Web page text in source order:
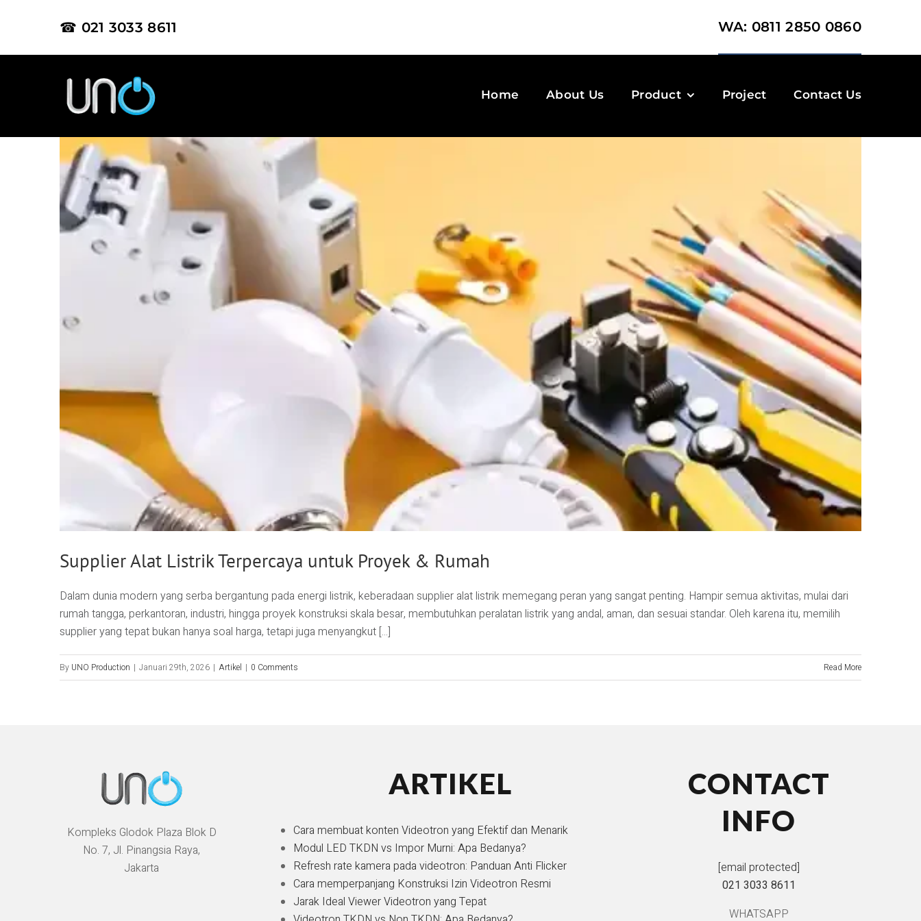
☎ 021 3033 8611 WA: 0811 2850 0860
Home About Us Product Project Contact Us
Supplier Alat Listrik Terpercaya untuk Proyek & Rumah
Dalam dunia modern yang serba bergantung pada energi listrik, keberadaan supplier alat listrik memegang peran yang sangat penting. Hampir semua aktivitas, mulai dari
rumah tangga, perkantoran, industri, hingga proyek konstruksi skala besar, membutuhkan peralatan listrik yang andal, aman, dan sesuai standar. Oleh karena itu, memilih
supplier yang tepat bukan hanya soal harga, tetapi juga menyangkut [...]
By UNO Production | Januari 29th, 2026 | Artikel | 0 Comments Read More
Kompleks Glodok Plaza Blok D
No. 7, Jl. Pinangsia Raya,
Jakarta
ARTIKEL
Cara membuat konten Videotron yang Efektif dan Menarik
Modul LED TKDN vs Impor Murni: Apa Bedanya?
Refresh rate kamera pada videotron: Panduan Anti Flicker
Cara memperpanjang Konstruksi Izin Videotron Resmi
Jarak Ideal Viewer Videotron yang Tepat
CONTACT
INFO
[email protected]
021 3033 8611
WHATSAPP